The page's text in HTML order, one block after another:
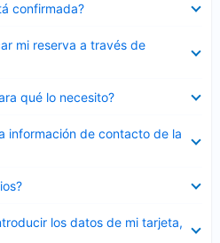
confirmada?
mi reserva a través de
qué lo necesito?
información de contacto de la
los datos de mi tarjeta,